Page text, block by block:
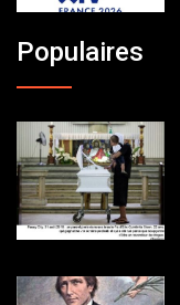
Populaires